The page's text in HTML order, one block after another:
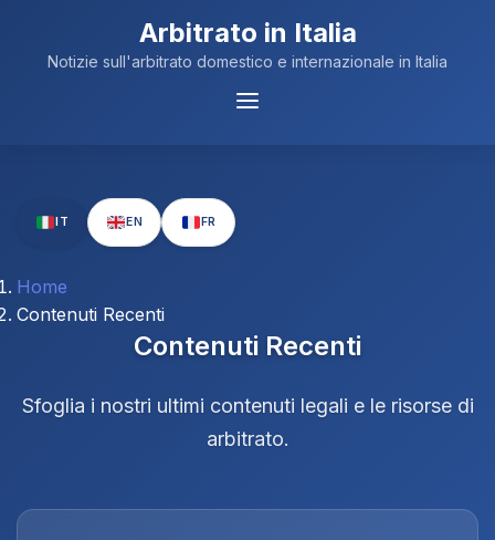
Arbitrato in Italia
Notizie sull'arbitrato domestico e internazionale in Italia
Menu
IT EN FR
Home
Contenuti Recenti
Contenuti Recenti
Sfoglia i nostri ultimi contenuti legali e le risorse di
arbitrato.